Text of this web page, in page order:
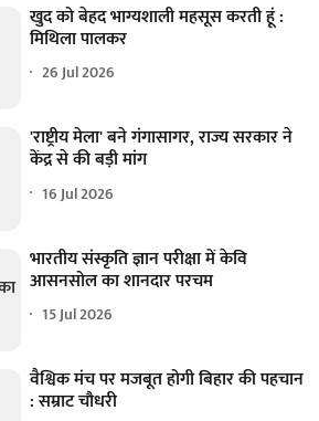
खुद को बेहद भाग्यशाली महसूस करती हूं :
मिथिला पालकर
26 Jul 2026
'राष्ट्रीय मेला' बने गंगासागर, राज्य सरकार ने
केंद्र से की बड़ी मांग
16 Jul 2026
भारतीय संस्कृति ज्ञान परीक्षा में केवि
आसनसोल का शानदार परचम
15 Jul 2026
वैश्विक मंच पर मजबूत होगी बिहार की पहचान
: सम्राट चौधरी